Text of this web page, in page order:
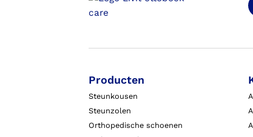
Producten
Steunkousen
Steunzolen
Orthopedische schoenen